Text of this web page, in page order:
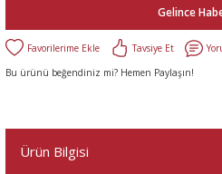
Gelince
Tavsiye Et
Bu ürünü beğendiniz mi? Hemen Paylaşın!
Ürün Bilgisi